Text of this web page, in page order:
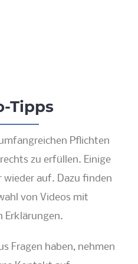
Tipps
Pflichten
zu erfüllen. Einige
wieder auf. Dazu finden
von Videos mit
Erklärungen.
Fragen haben, nehmen